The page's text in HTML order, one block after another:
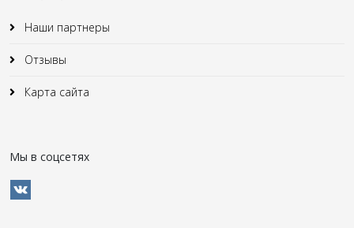
Наши партнеры
Отзывы
Карта сайта
Мы в соцсетях